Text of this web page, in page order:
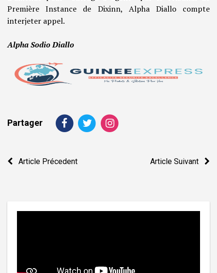
Première Instance de Dixinn, Alpha Diallo compte
interjeter appel.
Alpha Sodio Diallo
Partager
Navigation
Article Précedent Article Suivant